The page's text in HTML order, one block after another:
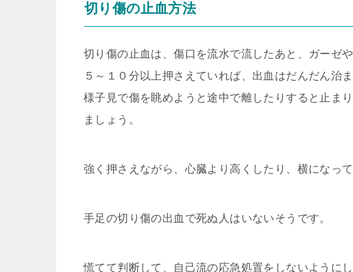
切り傷の止血方法
切り傷の止血は、傷口を流水で流したあと、ガーゼ
５～１０分以上押さえていれば、出血はだんだん治ま
様子見で傷を眺めようと途中で離したりすると止ま
ましょう。
強く押さえながら、心臓より高くしたり、横になっ
手足の切り傷の出血で死ぬ人はいないそうです。
慌てて判断して、自己流の応急処置をしないようにし